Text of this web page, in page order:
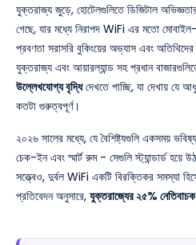
যুক্তরাজ্য জুড়ে, হোটেলগুলিতে ডিজিটাল
গেছে, যার মধ্যে নিরাপদ WiFi এর মতো
প্রবণতা সরাসরি বুকিংয়ের অভ্যাস এবং
যুক্তরাজ্য এবং আয়ারল্যান্ড সহ প্রধান
উল্লেখযোগ্য বৃদ্ধিদেখতে পাচ্ছি, যা দেখায় যে
কতটা গুরুত্বপূর্ণ।
২০২৬ সালের মধ্যে, যে বৈশিষ্ট্যগুলি একসময়
চেক-ইন এবং স্মার্ট রুম - সেগুলি স্ট্যান্ডার্ড
সত্ত্বেও, দুর্বল WiFi একটি বিরক্তিকর সমস্যা
প্রতিবেদন অনুসারে, যুক্তরাজ্যের ২৫% নেতিবাচক